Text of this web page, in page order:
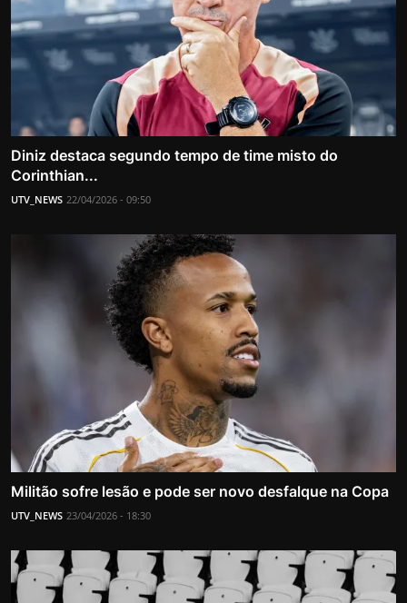
Diniz destaca segundo tempo de time misto do
Corinthian...
UTV_NEWS 22/04/2026 - 09:50
Militão sofre lesão e pode ser novo desfalque na Copa
UTV_NEWS 23/04/2026 - 18:30